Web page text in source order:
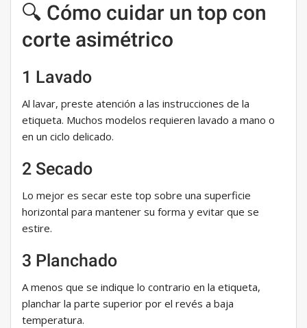
🔍 Cómo cuidar un top con
corte asimétrico
1 Lavado
Al lavar, preste atención a las instrucciones de la
etiqueta. Muchos modelos requieren lavado a mano o
en un ciclo delicado.
2 Secado
Lo mejor es secar este top sobre una superficie
horizontal para mantener su forma y evitar que se
estire.
3 Planchado
A menos que se indique lo contrario en la etiqueta,
planchar la parte superior por el revés a baja
temperatura.